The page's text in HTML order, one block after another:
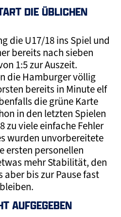
DIE ÜBLICHEN
die U17/18 ins Spiel und
bereits nach sieben
1:5 zur Auszeit.
die Hamburger völlig
bereits in Minute elf
die grüne Karte
in den letzten Spielen
zu viele einfache Fehler
wurden unvorbereitete
ersten personellen
mehr Stabilität, den
aber bis zur Pause fast
AUFGEGEBEN